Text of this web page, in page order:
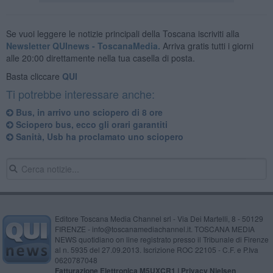
Se vuoi leggere le notizie principali della Toscana iscriviti alla
Newsletter QUInews - ToscanaMedia. Arriva gratis tutti i giorni
alle 20:00 direttamente nella tua casella di posta.
Basta cliccare QUI
Ti potrebbe interessare anche:
Bus, in arrivo uno sciopero di 8 ore
Sciopero bus, ecco gli orari garantiti
Sanità, Usb ha proclamato uno sciopero
Editore Toscana Media Channel srl - Via Dei Martelli, 8 - 50129
FIRENZE - info@toscanamediachannel.it. TOSCANA MEDIA
NEWS quotidiano on line registrato presso il Tribunale di Firenze
al n. 5935 del 27.09.2013. Iscrizione ROC 22105 - C.F. e P.Iva
0620787048
Fatturazione Elettronica M5UXCR1 | Privacy Nielsen